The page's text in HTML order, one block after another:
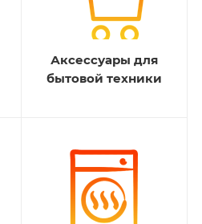
Аксессуары для
бытовой техники